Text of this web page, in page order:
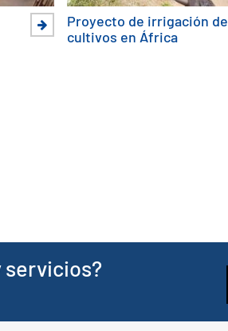
Proyecto de irrigación de
cultivos en África
servicios?